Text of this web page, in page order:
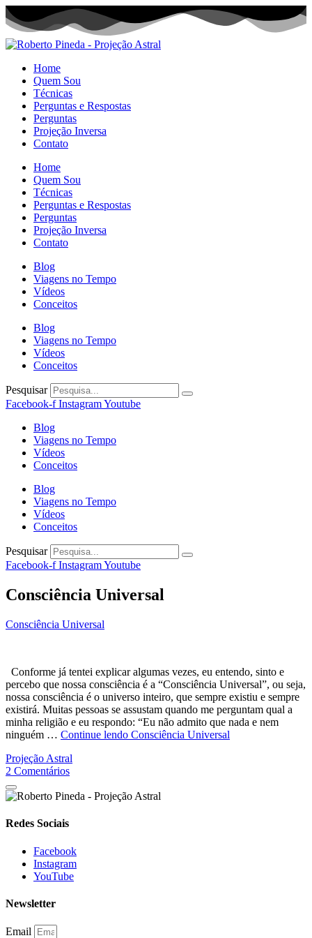
Home
Quem Sou
Técnicas
Perguntas e Respostas
Perguntas
Projeção Inversa
Contato
Home
Quem Sou
Técnicas
Perguntas e Respostas
Perguntas
Projeção Inversa
Contato
Blog
Viagens no Tempo
Vídeos
Conceitos
Blog
Viagens no Tempo
Vídeos
Conceitos
Pesquisar
Facebook-f InstagramYoutube
Blog
Viagens no Tempo
Vídeos
Conceitos
Blog
Viagens no Tempo
Vídeos
Conceitos
Pesquisar
Facebook-f InstagramYoutube
Consciência Universal
Consciência Universal
Conforme já tentei explicar algumas vezes, eu entendo, sinto e
percebo que nossa consciência é a “Consciência Universal”, ou seja,
nossa consciência é o universo inteiro, que sempre existiu e sempre
existirá. Muitas pessoas se assustam quando me perguntam qual a
minha religião e eu respondo: “Eu não admito que nada e nem
ninguém … Continue lendo Consciência Universal
Projeção Astral
2 Comentários
Redes Sociais
Facebook
Instagram
YouTube
Newsletter
Email